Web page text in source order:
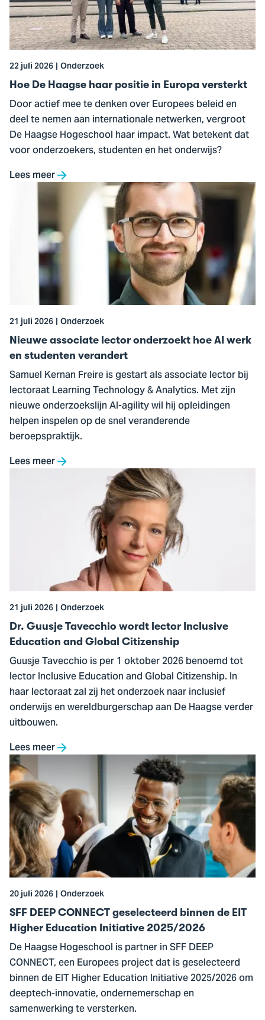
haar
positie
in
Europa
versterkt
22 juli 2026 Onderzoek
Hoe De Haagse haar positie in Europa versterkt
Door actief mee te denken over Europees beleid en
deel te nemen aan internationale netwerken, vergroot
De Haagse Hogeschool haar impact. Wat betekent dat
voor onderzoekers, studenten en het onderwijs?
Lees meer
Nieuwe
associate
onderzoekt
werk
en
studenten
verandert
21 juli 2026 Onderzoek
Nieuwe associate lector onderzoekt hoe AI werk
en studenten verandert
Samuel Kernan Freire is gestart als associate lector bij
lectoraat Learning Technology & Analytics. Met zijn
nieuwe onderzoekslijn AI-agility wil hij opleidingen
helpen inspelen op de snel veranderende
beroepspraktijk.
Lees meer
Education
and
Global
Citizenship
21 juli 2026 Onderzoek
Dr. Guusje Tavecchio wordt lector Inclusive
Education and Global Citizenship
Guusje Tavecchio is per 1 oktober 2026 benoemd tot
lector Inclusive Education and Global Citizenship. In
haar lectoraat zal zij het onderzoek naar inclusief
onderwijs en wereldburgerschap aan De Haagse verder
uitbouwen.
Lees meer
Ga
naar
SFF
DEEP
CONNECT
geselecteerd
binnen
de
EIT
Higher
Education
Initiative
2025/2026
20 juli 2026 Onderzoek
SFF DEEP CONNECT geselecteerd binnen de EIT
Higher Education Initiative 2025/2026
De Haagse Hogeschool is partner in SFF DEEP
CONNECT, een Europees project dat is geselecteerd
binnen de EIT Higher Education Initiative 2025/2026 om
deeptech-innovatie, ondernemerschap en
samenwerking te versterken.